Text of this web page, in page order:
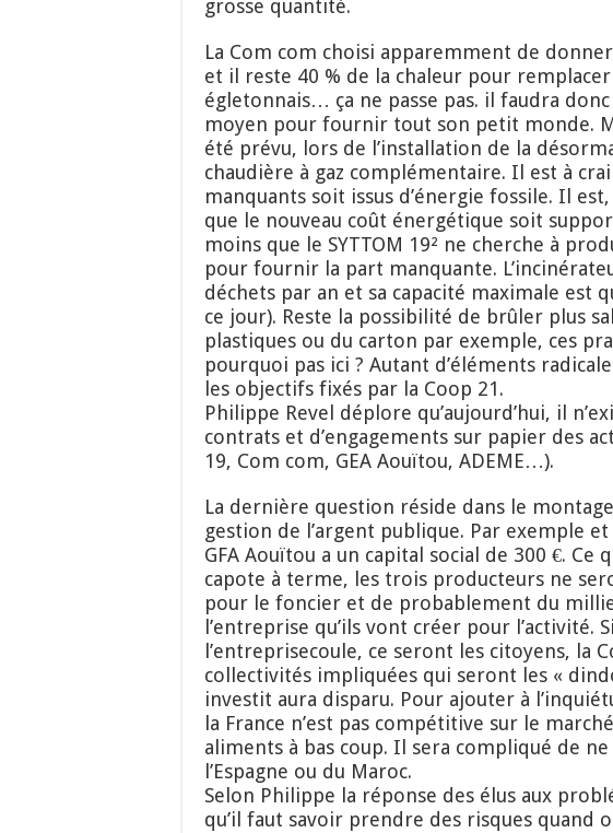
grosse quantité.
La Com com choisi apparemment de
et il reste 40 % de la chaleur pour
égletonnais… ça ne passe pas. il faudra
moyen pour fournir tout son petit monde.
été prévu, lors de l’installation de la
chaudière à gaz complémentaire. Il est à
manquants soit issus d’énergie fossile. Il
que le nouveau coût énergétique soit
moins que le SYTTOM 19² ne cherche à
pour fournir la part manquante.
déchets par an et sa capacité maximale est
ce jour). Reste la possibilité de brûler plus
plastiques ou du carton par exemple, ces
pourquoi pas ici ? Autant d’éléments
les objectifs fixés par la Coop 21.
Philippe Revel déplore qu’aujourd’hui, il
contrats et d’engagements sur papier des
19, Com com, GEA Aouïtou, ADEME…).
La dernière question réside dans le
gestion de l’argent publique. Par exemple
GFA Aouïtou a un capital social de 300 €.
capote à terme, les trois producteurs ne
pour le foncier et de probablement du
l’entreprise qu’ils vont créer pour l’activité.
l’entreprisecoule, ce seront les citoyens, la
collectivités impliquées qui seront les «
investit aura disparu. Pour ajouter à
la France n’est pas compétitive sur le
aliments à bas coup. Il sera compliqué de
l’Espagne ou du Maroc.
Selon Philippe la réponse des élus aux
qu’il faut savoir prendre des risques quand